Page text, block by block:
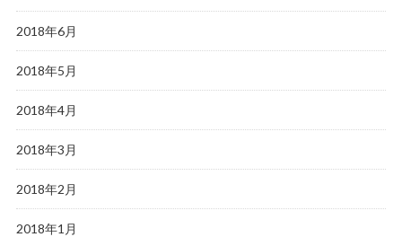
2018年6月
2018年5月
2018年4月
2018年3月
2018年2月
2018年1月